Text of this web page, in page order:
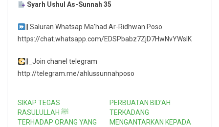
Syarh Ushul As-Sunnah 35
|| Saluran Whatsap Ma’had Ar-Ridhwan Poso
https://chat.whatsapp.com/EDSPbabz7ZjD7HwNvYWslK
||_Join chanel telegram
http://telegram.me/ahlussunnahposo
SIKAP TEGAS
RASULULLAH ﷺ
TERHADAP ORANG YANG
PERBUATAN BID’AH
TERKADANG
MENGANTARKAN KEPADA